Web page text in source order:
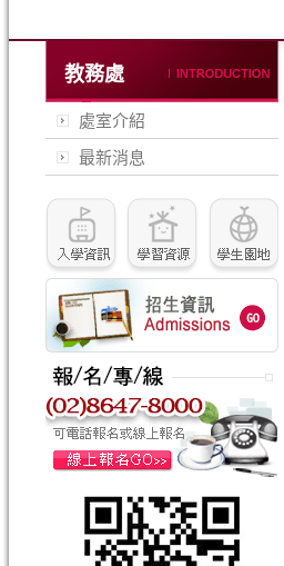
教務處
處室介紹
最新消息